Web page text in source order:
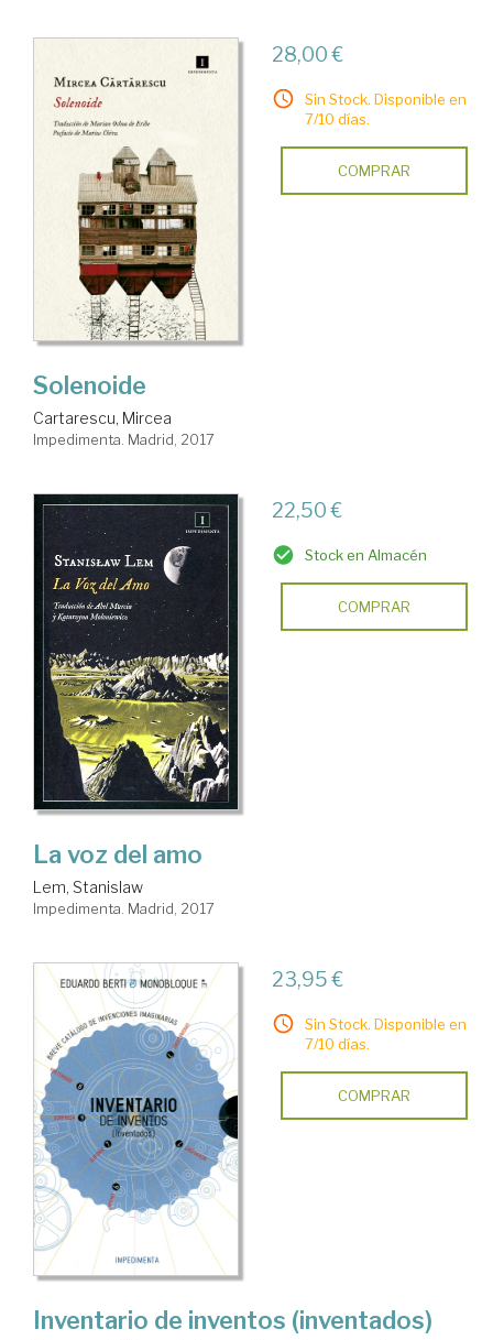
28,00 €
Sin Stock. Disponible en
7/10 días.
COMPRAR
Solenoide
Cartarescu, Mircea
Impedimenta. Madrid, 2017
22,50 €
Stock en Almacén
COMPRAR
La voz del amo
Lem, Stanislaw
Impedimenta. Madrid, 2017
23,95 €
Sin Stock. Disponible en
7/10 días.
COMPRAR
Inventario de inventos (inventados)